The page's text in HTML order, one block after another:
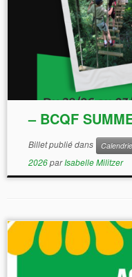
emerick@bcqf.fr
– BCQF
Billet publié dans
2026parIsabelle Militzer